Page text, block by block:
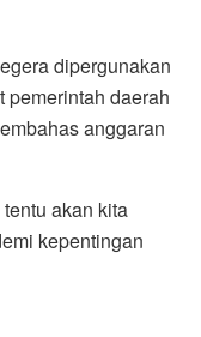
dipergunakan
pemerintah daerah
anggaran
akan kita
kepentingan